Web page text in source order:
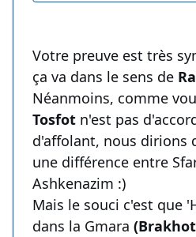
Votre preuve est très
ça va dans le sens de
Néanmoins, comme
Tosfot n'est pas
d'affolant, nous dirions
une différence entre
Ashkenazim :)
Mais le souci c'est que
dans la Gmara